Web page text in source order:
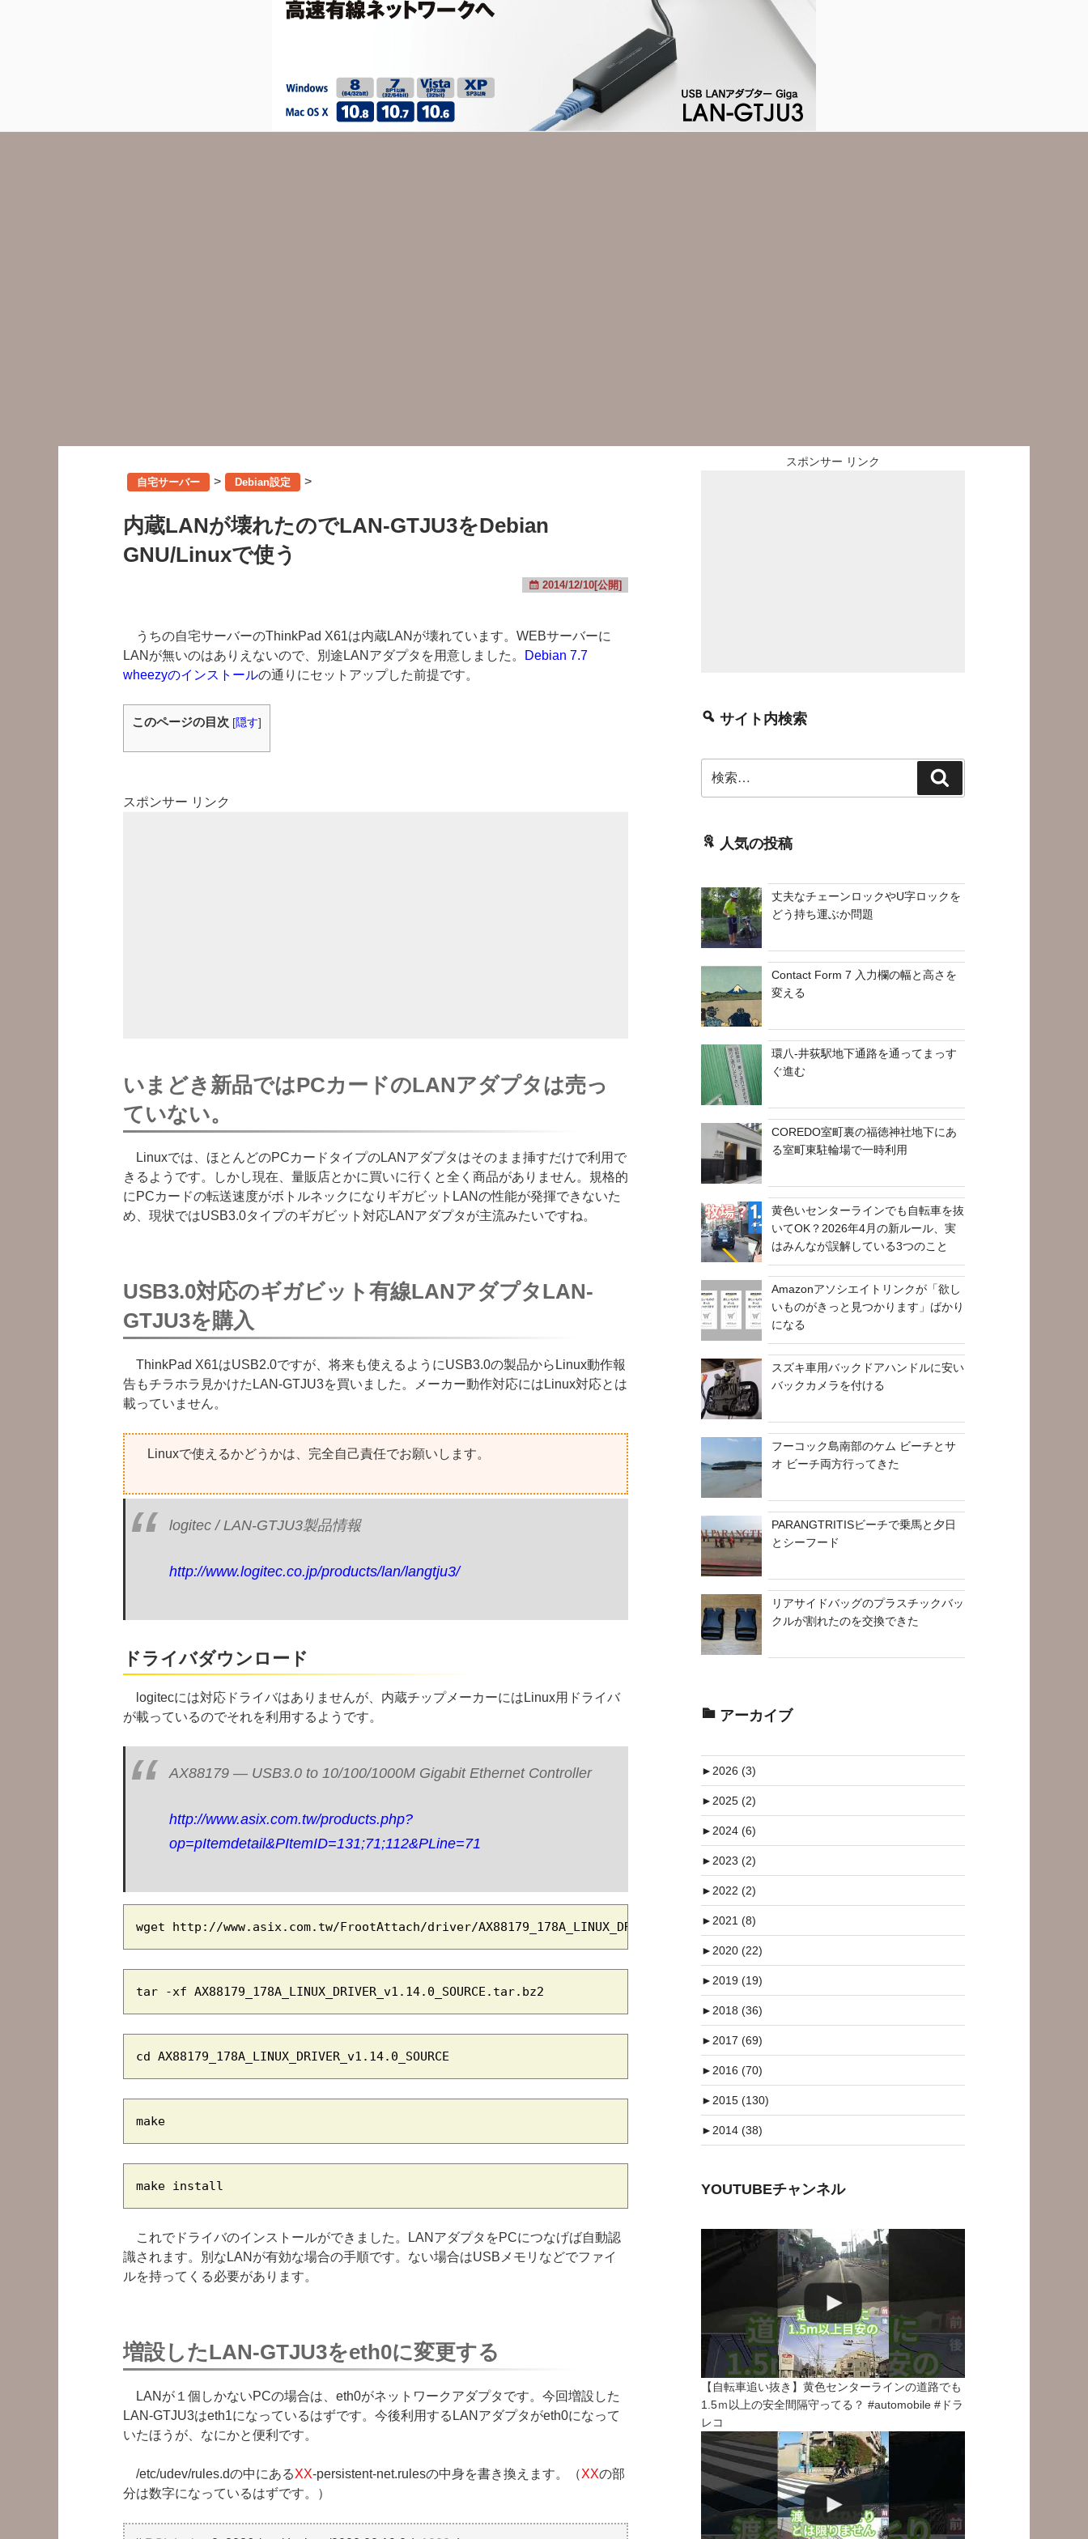
自宅サーバー > Debian設定 >
内蔵LANが壊れたのでLAN-GTJU3をDebian
GNU/Linuxで使う
2014/12/10[公開]
うちの自宅サーバーのThinkPad X61は内蔵LANが壊れています。WEBサーバーに
LANが無いのはありえないので、別途LANアダプタを用意しました。
Debian 7.7
wheezyのインストールの通りにセットアップした前提です。
このページの目次 [隠す]
スポンサー リンク
いまどき新品ではPCカードのLANアダプタは売っ
ていない。
Linuxでは、ほとんどのPCカードタイプのLANアダプタはそのまま挿すだけで利用で
きるようです。しかし現在、量販店とかに買いに行くと全く商品がありません。規格的
にPCカードの転送速度がボトルネックになりギガビットLANの性能が発揮できないた
め、現状ではUSB3.0タイプのギガビット対応LANアダプタが主流みたいですね。
USB3.0対応のギガビット有線LANアダプタLAN-
GTJU3を購入
ThinkPad X61はUSB2.0ですが、将来も使えるようにUSB3.0の製品からLinux動作報
告もチラホラ見かけたLAN-GTJU3を買いました。メーカー動作対応にはLinux対応とは
載っていません。
Linuxで使えるかどうかは、完全自己責任でお願いします。
logitec / LAN-GTJU3製品情報
http://www.logitec.co.jp/products/lan/langtju3/
ドライバダウンロード
logitecには対応ドライバはありませんが、内蔵チップメーカーにはLinux用ドライバ
が載っているのでそれを利用するようです。
AX88179 — USB3.0 to 10/100/1000M Gigabit Ethernet Controller
http://www.asix.com.tw/products.php?
op=pItemdetail&PItemID=131;71;112&PLine=71
wget http://www.asix.com.tw/FrootAttach/driver/AX88179_178A_LINUX_DRIVER_v1.14.0_SOURCE.tar.bz2
tar -xf AX88179_178A_LINUX_DRIVER_v1.14.0_SOURCE.tar.bz2
cd AX88179_178A_LINUX_DRIVER_v1.14.0_SOURCE
make
make install
これでドライバのインストールができました。LANアダプタをPCにつなげば自動認
識されます。別なLANが有効な場合の手順です。ない場合はUSBメモリなどでファイ
ルを持ってくる必要があります。
増設したLAN-GTJU3をeth0に変更する
LANが１個しかないPCの場合は、eth0がネットワークアダプタです。今回増設した
LAN-GTJU3はeth1になっているはずです。今後利用するLANアダプタがeth0になって
いたほうが、なにかと便利です。
/etc/udev/rules.dの中にあるXX-persistent-net.rulesの中身を書き換えます。（XXの部
分は数字になっているはずです。）
スポンサー リンク
サイト内検索
索:
索
人気の投稿
丈夫なチェーンロックやU字ロックを
どう持ち運ぶか問題
Contact Form 7 入力欄の幅と高さを
変える
環八-井荻駅地下通路を通ってまっす
ぐ進む
COREDO室町裏の福徳神社地下にあ
る室町東駐輪場で一時利用
黄色いセンターラインでも自転車を抜
いてOK？2026年4月の新ルール、実
はみんなが誤解している3つのこと
Amazonアソシエイトリンクが「欲し
いものがきっと見つかります」ばかり
になる
スズキ車用バックドアハンドルに安い
バックカメラを付ける
フーコック島南部のケム ビーチとサ
オ ビーチ両方行ってきた
PARANGTRITISビーチで乗馬と夕日
とシーフード
リアサイドバッグのプラスチックバッ
クルが割れたのを交換できた
アーカイブ
►2026 (3)
►2025 (2)
►2024 (6)
►2023 (2)
►2022 (2)
►2021 (8)
►2020 (22)
►2019 (19)
►2018 (36)
►2017 (69)
►2016 (70)
►2015 (130)
►2014 (38)
YOUTUBEチャンネル
【自転車追い抜き】黄色センターラインの道路でも
1.5ｍ以上の安全間隔守ってる？ #automobile #ドラ
レコ